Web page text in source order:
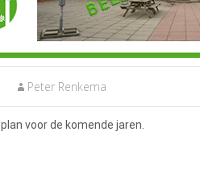
Peter Renkema
voor de komende jaren.